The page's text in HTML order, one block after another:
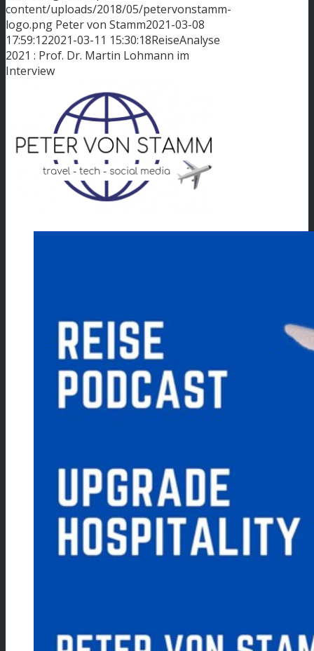
content/uploads/2018/05/petervonstamm-
logo.png Peter von Stamm2021-03-08
17:59:122021-03-11 15:30:18ReiseAnalyse
2021 : Prof. Dr. Martin Lohmann im
Interview